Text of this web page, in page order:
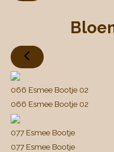
066 Esmee Bootje 02
066 Esmee Bootje 02
077 Esmee Bootje
077 Esmee Bootje